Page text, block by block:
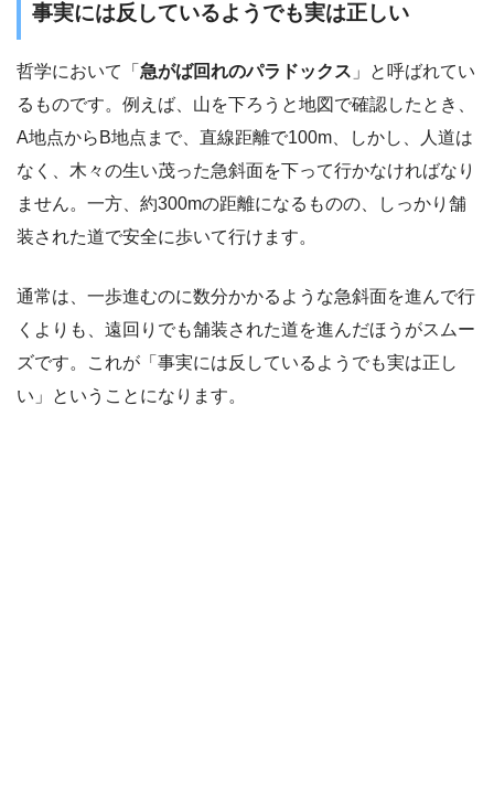
事実には反しているようでも実は正しい
哲学において「 急がば回れのパラドックス 」と呼ばれてい
るものです。例えば、山を下ろうと地図で確認したとき、
A地点からB地点まで、直線距離で100m、しかし、人道は
なく、木々の生い茂った急斜面を下って行かなければなり
ません。一方、約300mの距離になるものの、しっかり舗
装された道で安全に歩いて行けます。
通常は、一歩進むのに数分かかるような急斜面を進んで行
くよりも、遠回りでも舗装された道を進んだほうがスムー
ズです。これが「事実には反しているようでも実は正し
い」ということになります。